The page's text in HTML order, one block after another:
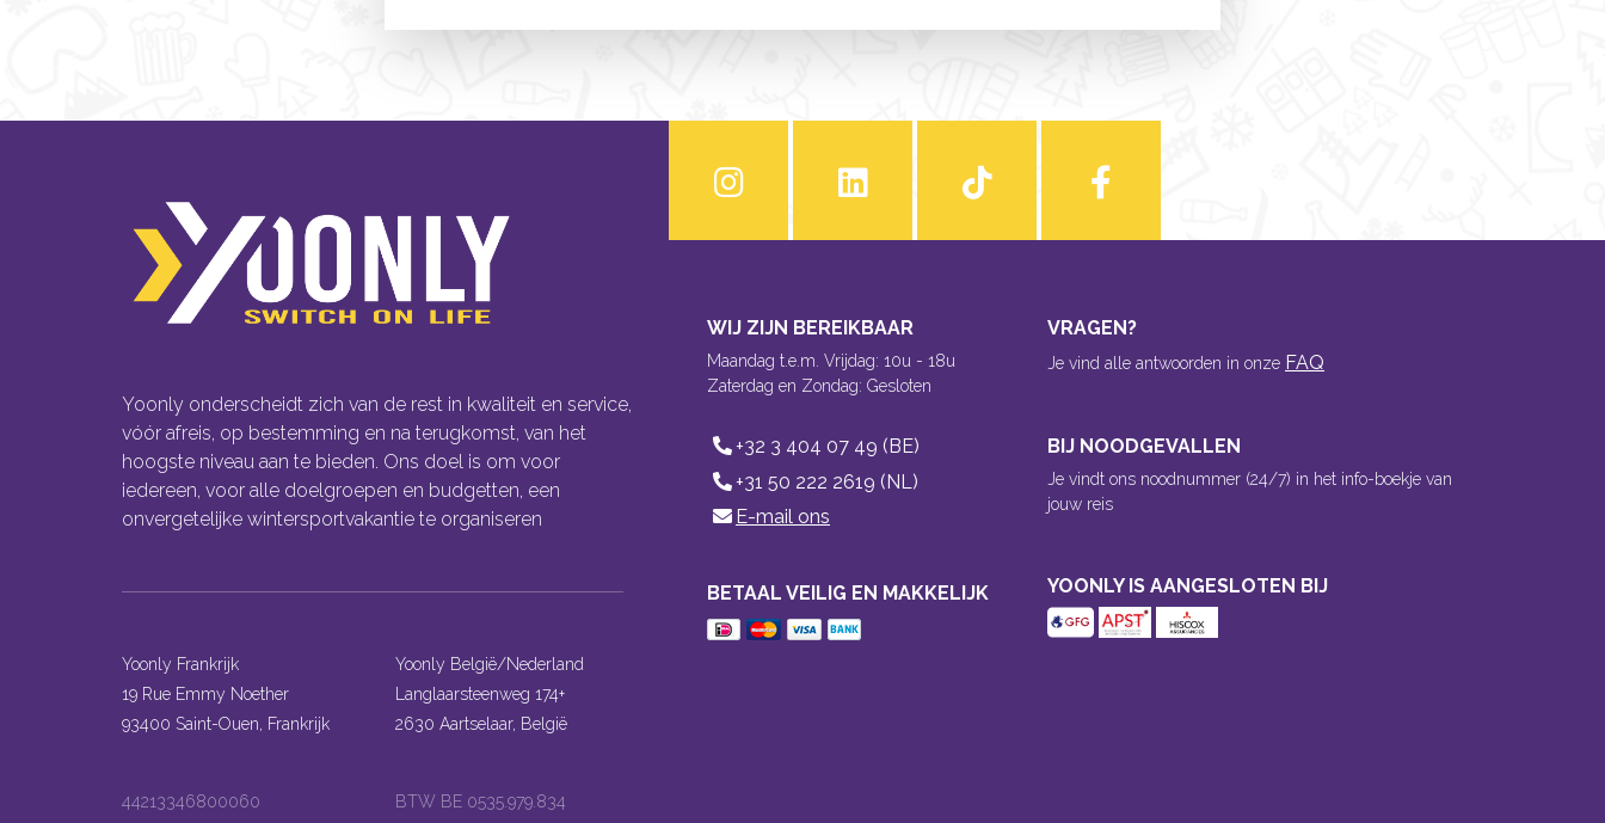
Yoonly onderscheidt zich van de rest in kwaliteit en service,
vóór afreis, op bestemming en na terugkomst, van het
hoogste niveau aan te bieden. Ons doel is om voor
iedereen, voor alle doelgroepen en budgetten, een
onvergetelijke wintersportvakantie te organiseren
Yoonly Frankrijk
19 Rue Emmy Noether
93400 Saint-Ouen, Frankrijk
44213346800060
Yoonly België/Nederland
Langlaarsteenweg 174+
2630 Aartselaar, België
BTW BE 0535.979.834
WIJ ZIJN BEREIKBAAR
Maandag t.e.m. Vrijdag: 10u - 18u
Zaterdag en Zondag: Gesloten
+32 3 404 07 49 (BE)
+31 50 222 2619 (NL)
E-mail ons
BETAAL VEILIG EN MAKKELIJK
VRAGEN?
Je vind alle antwoorden in onze FAQ
BIJ NOODGEVALLEN
Je vindt ons noodnummer (24/7) in het info-boekje van
jouw reis
YOONLY IS AANGESLOTEN BIJ